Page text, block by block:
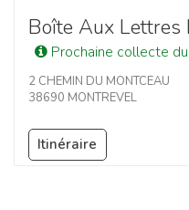
Boîte Aux Lettres
Prochaine collecte
2 CHEMIN DU MONTCEAU
38690 MONTREVEL
Itinéraire